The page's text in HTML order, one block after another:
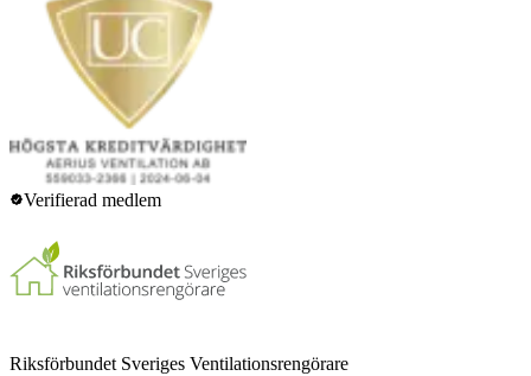
Verifierad medlem
Riksförbundet Sveriges Ventilationsrengörare